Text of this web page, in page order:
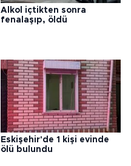
Alkol içtikten sonra
fenalaşıp, öldü
Eskişehir'de 1 kişi evinde
ölü bulundu